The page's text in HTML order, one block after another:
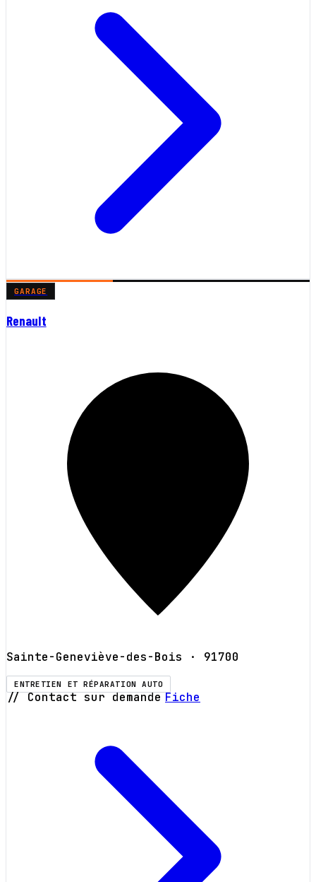
GARAGE
Renault
Sainte-Geneviève-des-Bois · 91700
ENTRETIEN ET RÉPARATION AUTO
// Contact sur demande Fiche